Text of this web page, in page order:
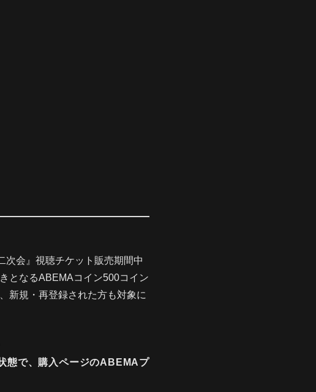
次会』視聴チケット販売期間中
となるABEMAコイン500コイン
新規・再登録された方も対象に
態で、購入ページのABEMAプ